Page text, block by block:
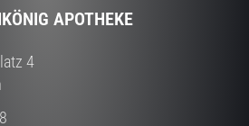
APOTHEKE
4